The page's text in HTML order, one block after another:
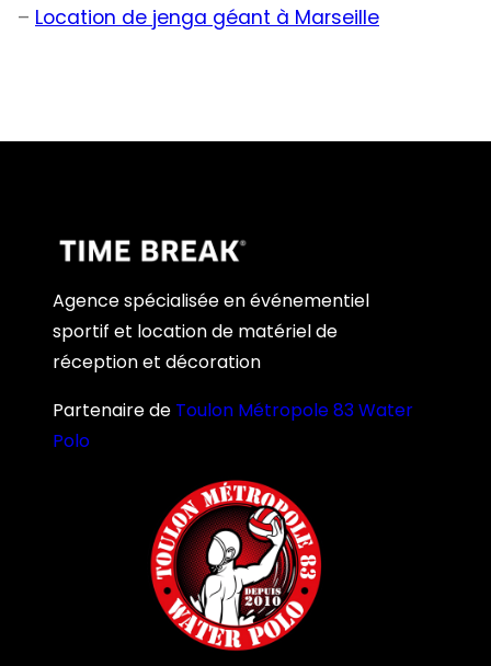
– Location de jenga géant à Marseille
Agence spécialisée en événementiel
sportif et location de matériel de
réception et décoration
Partenaire de Toulon Métropole 83 Water
Polo